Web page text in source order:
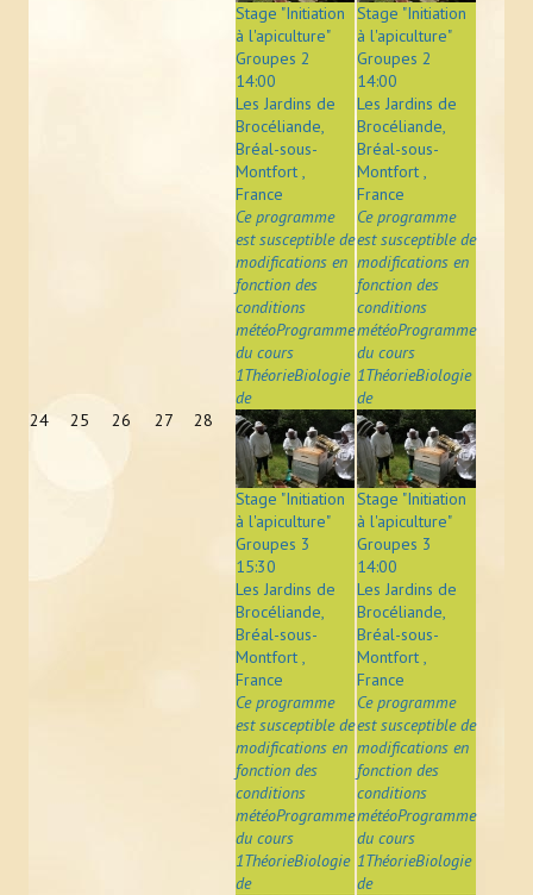
24 25 26 27 28
Stage "Initiation
à l'apiculture"
Groupes 2
14:00
Les Jardins de
Brocéliande,
Bréal-sous-
Montfort ,
France
Ce programme
est susceptible de
modifications en
fonction des
conditions
météoProgramme
du cours
1ThéorieBiologie
de
Stage "Initiation
à l'apiculture"
Groupes 3
15:30
Les Jardins de
Brocéliande,
Bréal-sous-
Montfort ,
France
Ce programme
est susceptible de
modifications en
fonction des
conditions
météoProgramme
du cours
1ThéorieBiologie
de
Stage "Initiation
à l'apiculture"
Groupes 2
14:00
Les Jardins de
Brocéliande,
Bréal-sous-
Montfort ,
France
Ce programme
est susceptible de
modifications en
fonction des
conditions
météoProgramme
du cours
1ThéorieBiologie
de
Stage "Initiation
à l'apiculture"
Groupes 3
14:00
Les Jardins de
Brocéliande,
Bréal-sous-
Montfort ,
France
Ce programme
est susceptible de
modifications en
fonction des
conditions
météoProgramme
du cours
1ThéorieBiologie
de